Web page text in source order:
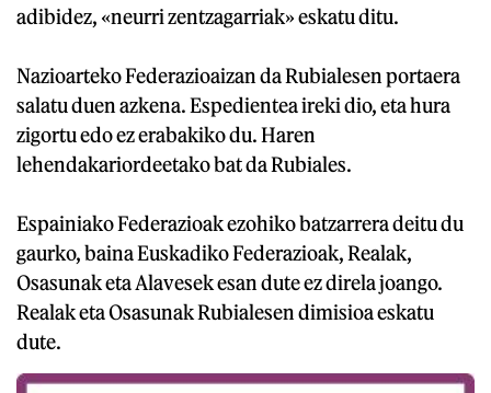
adibidez, «neurri zentzagarriak» eskatu ditu.
Nazioarteko Federazioaizan da Rubialesen portaera
salatu duen azkena. Espedientea ireki dio, eta hura
zigortu edo ez erabakiko du. Haren
lehendakariordeetako bat da Rubiales.
Espainiako Federazioak ezohiko batzarrera deitu du
gaurko, baina Euskadiko Federazioak, Realak,
Osasunak eta Alavesek esan dute ez direla joango.
Realak eta Osasunak Rubialesen dimisioa eskatu
dute.